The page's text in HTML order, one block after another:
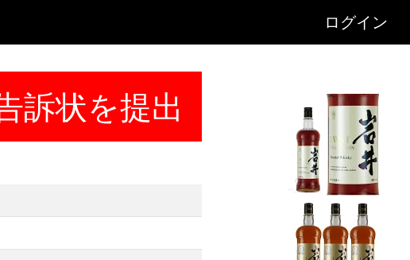
ログイン
訴状を提出